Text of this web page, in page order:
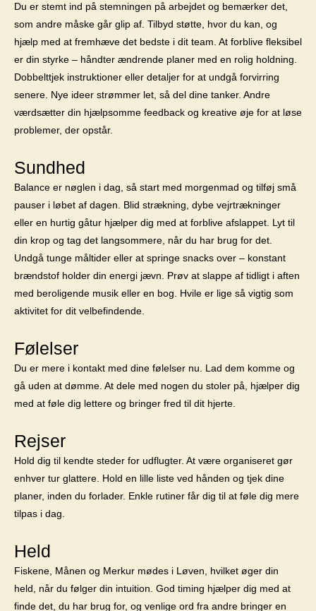
Du er stemt ind på stemningen på arbejdet og bemærker det,
som andre måske går glip af. Tilbyd støtte, hvor du kan, og
hjælp med at fremhæve det bedste i dit team. At forblive fleksibel
er din styrke – håndter ændrende planer med en rolig holdning.
Dobbelttjek instruktioner eller detaljer for at undgå forvirring
senere. Nye ideer strømmer let, så del dine tanker. Andre
værdsætter din hjælpsomme feedback og kreative øje for at løse
problemer, der opstår.
Sundhed
Balance er nøglen i dag, så start med morgenmad og tilføj små
pauser i løbet af dagen. Blid strækning, dybe vejrtrækninger
eller en hurtig gåtur hjælper dig med at forblive afslappet. Lyt til
din krop og tag det langsommere, når du har brug for det.
Undgå tunge måltider eller at springe snacks over – konstant
brændstof holder din energi jævn. Prøv at slappe af tidligt i aften
med beroligende musik eller en bog. Hvile er lige så vigtig som
aktivitet for dit velbefindende.
Følelser
Du er mere i kontakt med dine følelser nu. Lad dem komme og
gå uden at dømme. At dele med nogen du stoler på, hjælper dig
med at føle dig lettere og bringer fred til dit hjerte.
Rejser
Hold dig til kendte steder for udflugter. At være organiseret gør
enhver tur glattere. Hold en lille liste ved hånden og tjek dine
planer, inden du forlader. Enkle rutiner får dig til at føle dig mere
tilpas i dag.
Held
Fiskene, Månen og Merkur mødes i Løven, hvilket øger din
held, når du følger din intuition. God timing hjælper dig med at
finde det, du har brug for, og venlige ord fra andre bringer en